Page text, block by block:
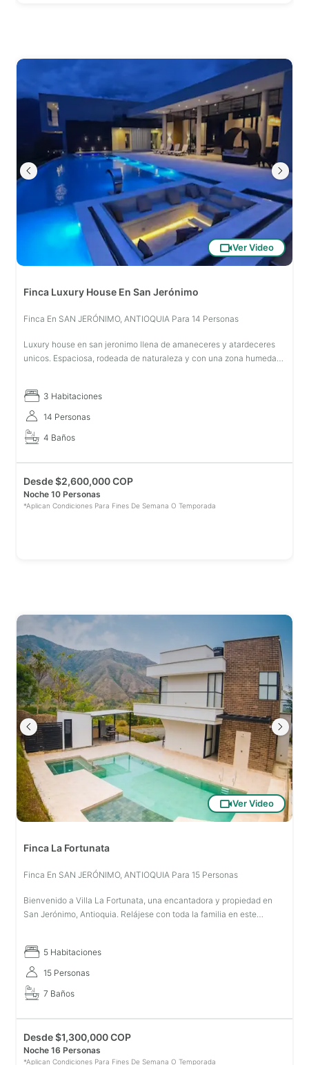
Ver Video
Finca Luxury House En San Jerónimo
Finca En SAN JERÓNIMO, ANTIOQUIA Para 14 Personas
Luxury house en san jeronimo llena de amaneceres y atardeceres
unicos. Espaciosa, rodeada de naturaleza y con una zona humeda
3 Habitaciones
14 Personas
4 Baños
Desde$2,600,000 COP
Noche 10 Personas
*Aplican Condiciones Para Fines De Semana O Temporada
Ver Video
Finca La Fortunata
Finca En SAN JERÓNIMO, ANTIOQUIA Para 15 Personas
Bienvenido a Villa La Fortunata, una encantadora y propiedad en
San Jerónimo, Antioquia. Relájese con toda la familia en este
5 Habitaciones
15 Personas
7 Baños
Desde$1,300,000 COP
Noche 16 Personas
*Aplican Condiciones Para Fines De Semana O Temporada